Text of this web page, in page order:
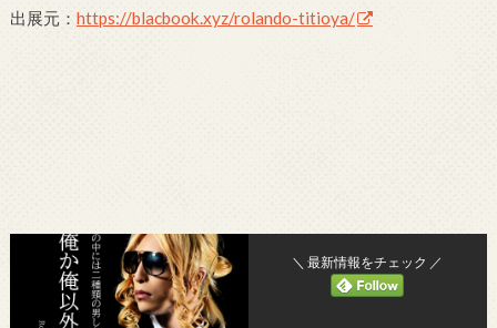
出展元： https://blacbook.xyz/rolando-titioya/
＼ 最新情報をチェック ／